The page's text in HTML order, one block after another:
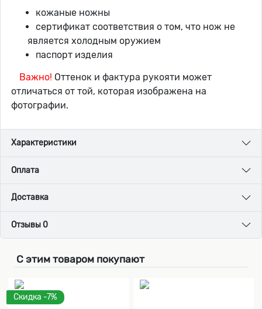
кожаные ножны
сертификат соответствия о том, что нож не
является холодным оружием
паспорт изделия
Важно! Оттенок и фактура рукояти может
отличаться от той, которая изображена на
фотографии.
Характеристики
Оплата
Доставка
Отзывы 0
С этим товаром покупают
Скидка -7%